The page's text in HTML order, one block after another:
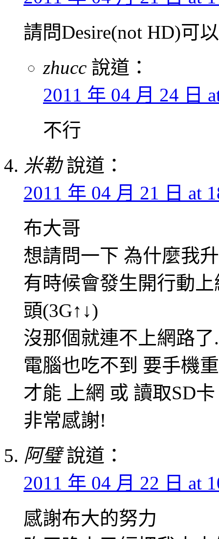
請問Desire(not HD)可
zhucc 說道：
2011 年 04 月 24 日
不行
米勒 說道：
2011 年 04 月 21 日 at
布大哥
想請問一下 為什麼我
有時候會發生開行動
頭(3G↑↓)
沒那個就連不上網路
電腦也吃不到 要手機
才能 上網 或 讀取SD卡
非常感謝!
阿璧 說道：
2011 年 04 月 22 日 at
感謝布大的努力